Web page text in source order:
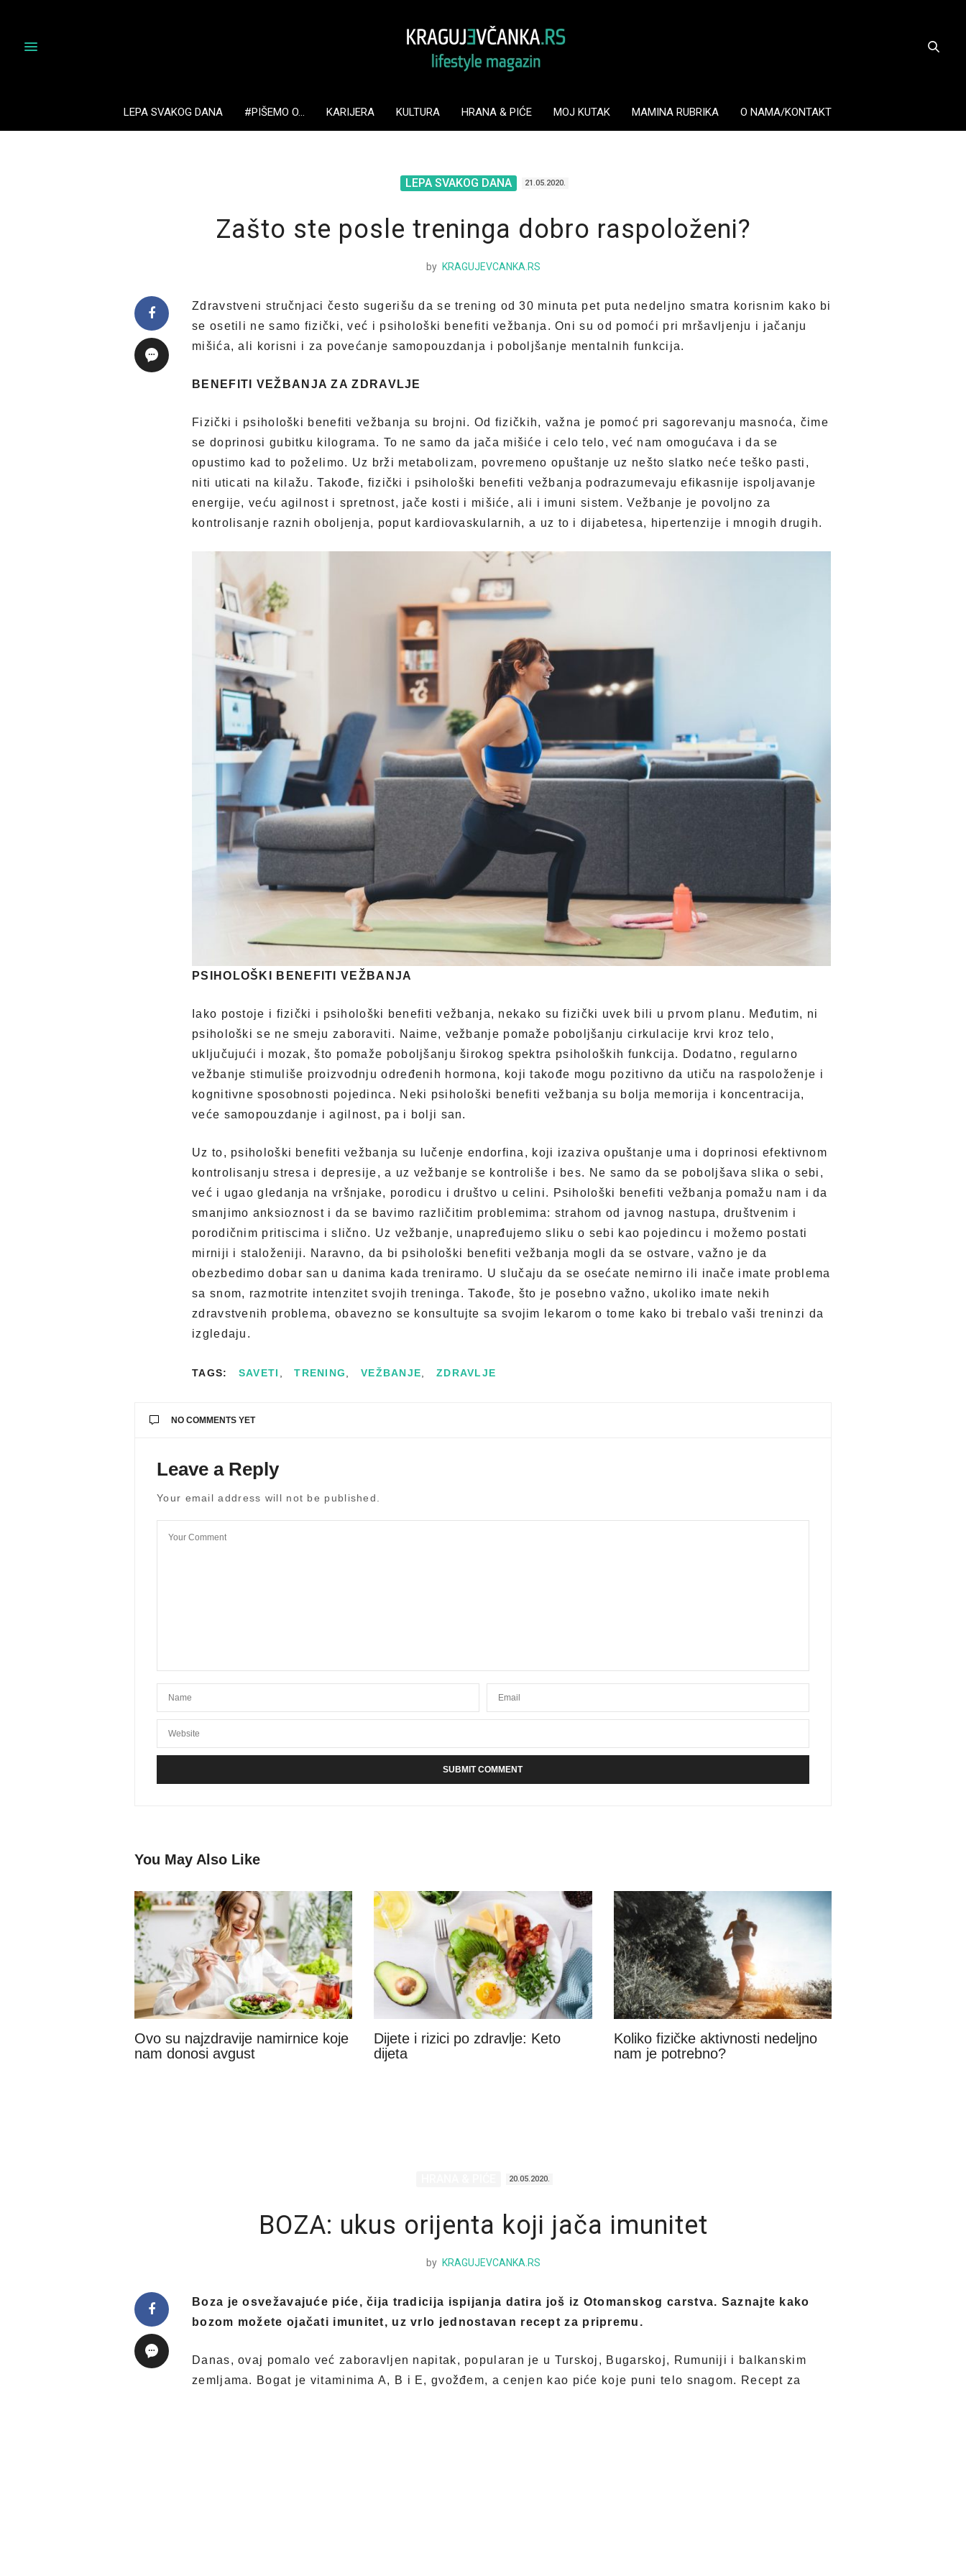
LEPA SVAKOG DANA #PIŠEMO O… KARIJERA KULTURA HRANA & PIĆE MOJ KUTAK MAMINA RUBRIKA O NAMA/KONTAKT
LEPA SVAKOG DANA 21.05.2020.
Zašto ste posle treninga dobro raspoloženi?
by KRAGUJEVCANKA.RS
Zdravstveni stručnjaci često sugerišu da se trening od 30 minuta pet puta nedeljno smatra korisnim kako bi
se osetili ne samo fizički, već i psihološki benefiti vežbanja. Oni su od pomoći pri mršavljenju i jačanju
mišića, ali korisni i za povećanje samopouzdanja i poboljšanje mentalnih funkcija.
BENEFITI VEŽBANJA ZA ZDRAVLJE
Fizički i psihološki benefiti vežbanja su brojni. Od fizičkih, važna je pomoć pri sagorevanju masnoća, čime
se doprinosi gubitku kilograma. To ne samo da jača mišiće i celo telo, već nam omogućava i da se
opustimo kad to poželimo. Uz brži metabolizam, povremeno opuštanje uz nešto slatko neće teško pasti,
niti uticati na kilažu. Takođe, fizički i psihološki benefiti vežbanja podrazumevaju efikasnije ispoljavanje
energije, veću agilnost i spretnost, jače kosti i mišiće, ali i imuni sistem. Vežbanje je povoljno za
kontrolisanje raznih oboljenja, poput kardiovaskularnih, a uz to i dijabetesa, hipertenzije i mnogih drugih.
PSIHOLOŠKI BENEFITI VEŽBANJA
Iako postoje i fizički i psihološki benefiti vežbanja, nekako su fizički uvek bili u prvom planu. Međutim, ni
psihološki se ne smeju zaboraviti. Naime, vežbanje pomaže poboljšanju cirkulacije krvi kroz telo,
uključujući i mozak, što pomaže poboljšanju širokog spektra psiholoških funkcija. Dodatno, regularno
vežbanje stimuliše proizvodnju određenih hormona, koji takođe mogu pozitivno da utiču na raspoloženje i
kognitivne sposobnosti pojedinca. Neki psihološki benefiti vežbanja su bolja memorija i koncentracija,
veće samopouzdanje i agilnost, pa i bolji san.
Uz to, psihološki benefiti vežbanja su lučenje endorfina, koji izaziva opuštanje uma i doprinosi efektivnom
kontrolisanju stresa i depresije, a uz vežbanje se kontroliše i bes. Ne samo da se poboljšava slika o sebi,
već i ugao gledanja na vršnjake, porodicu i društvo u celini. Psihološki benefiti vežbanja pomažu nam i da
smanjimo anksioznost i da se bavimo različitim problemima: strahom od javnog nastupa, društvenim i
porodičnim pritiscima i slično. Uz vežbanje, unapređujemo sliku o sebi kao pojedincu i možemo postati
mirniji i staloženiji. Naravno, da bi psihološki benefiti vežbanja mogli da se ostvare, važno je da
obezbedimo dobar san u danima kada treniramo. U slučaju da se osećate nemirno ili inače imate problema
sa snom, razmotrite intenzitet svojih treninga. Takođe, što je posebno važno, ukoliko imate nekih
zdravstvenih problema, obavezno se konsultujte sa svojim lekarom o tome kako bi trebalo vaši treninzi da
izgledaju.
TAGS: SAVETI TRENING VEŽBANJE ZDRAVLJE
NO COMMENTS YET
Leave a Reply
Your email address will not be published.
You May Also Like
Ovo su najzdravije namirnice koje
nam donosi avgust
Dijete i rizici po zdravlje: Keto
dijeta
Koliko fizičke aktivnosti nedeljno
nam je potrebno?
20.05.2020.
BOZA: ukus orijenta koji jača imunitet
by KRAGUJEVCANKA.RS
Boza je osvežavajuće piće, čija tradicija ispijanja datira još iz Otomanskog carstva. Saznajte kako
bozom možete ojačati imunitet, uz vrlo jednostavan recept za pripremu.
Danas, ovaj pomalo već zaboravljen napitak, popularan je u Turskoj, Bugarskoj, Rumuniji i balkanskim
zemljama. Bogat je vitaminima A, B i E, gvožđem, a cenjen kao piće koje puni telo snagom. Recept za